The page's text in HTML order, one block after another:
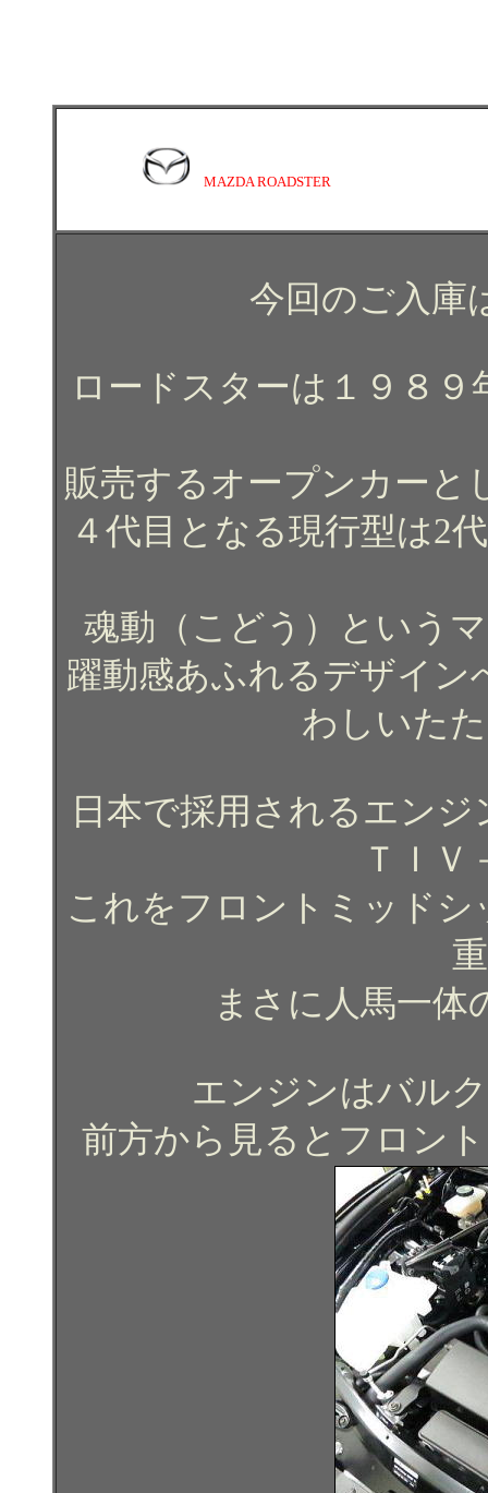
MAZDA ROADSTER
今回のご入
ロードスターは１９８
販売するオープンカーと
４代目となる現行型は2
魂動（こどう）という
躍動感あふれるデザイン
わしいた
日本で採用されるエン
ＴＩ
これをフロントミッド
まさに人馬一体
エンジンはバル
前方から見るとフロン